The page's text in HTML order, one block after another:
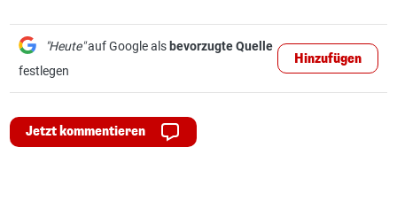
"Heute"auf Google als bevorzugte Quelle
festlegen
Hinzufügen
Jetzt kommentieren